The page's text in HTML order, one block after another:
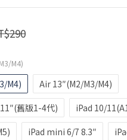
M4)
M4)
Air 13″(M2/M3/M4)
舊版1-4代)
iPad 10/
iPad mini 6/7 8.3″